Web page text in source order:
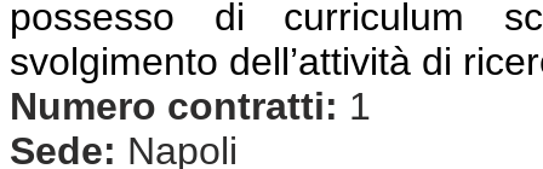
possesso di curriculum
svolgimento dell’attività di
Numero contratti: 1
Sede: Napoli